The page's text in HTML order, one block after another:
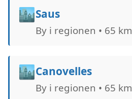
🏙️Saus
By i regionen • 65 km
🏙️Canovelles
By i regionen • 65 km